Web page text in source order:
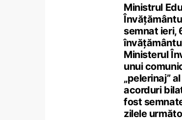
Ministrul
semnat ieri,
Ministerul
unui
„pelerinaj”
acorduri
fost
zilele